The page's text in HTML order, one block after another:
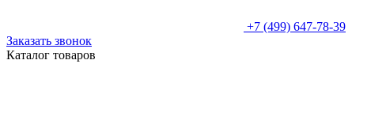
+7 (499) 647-78-39
Заказать звонок
Каталог товаров